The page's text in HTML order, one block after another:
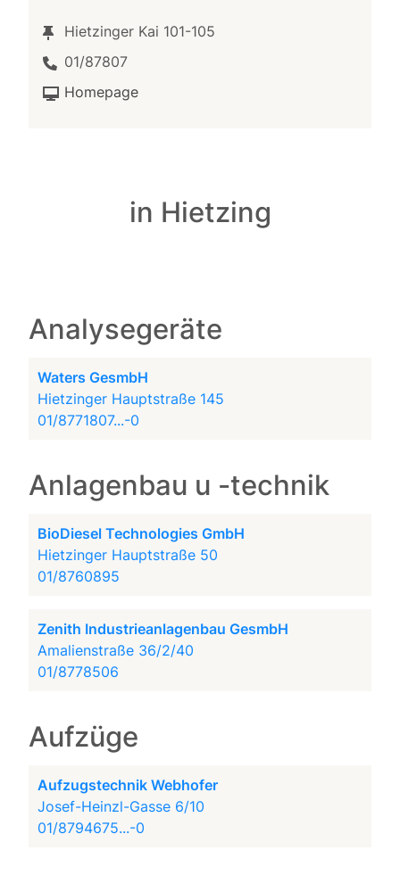
Hietzinger Kai 101-105
01/87807
Homepage
in Hietzing
Analysegeräte
Waters GesmbH
Hietzinger Hauptstraße 145
01/8771807...-0
Anlagenbau u -technik
BioDiesel Technologies GmbH
Hietzinger Hauptstraße 50
01/8760895
Zenith Industrieanlagenbau GesmbH
Amalienstraße 36/2/40
01/8778506
Aufzüge
Aufzugstechnik Webhofer
Josef-Heinzl-Gasse 6/10
01/8794675...-0